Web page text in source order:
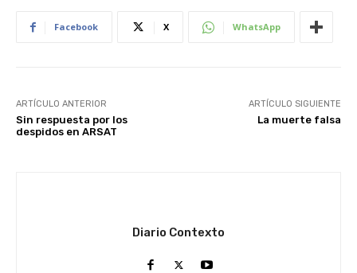
Facebook X WhatsApp
ARTÍCULO ANTERIOR
Sin respuesta por los
despidos en ARSAT
ARTÍCULO SIGUIENTE
La muerte falsa
Diario Contexto